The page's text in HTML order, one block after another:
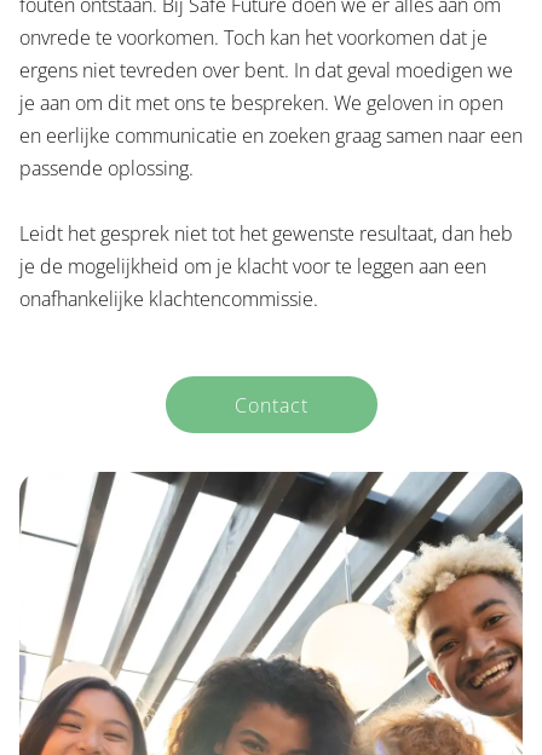
onvrede te voorkomen. Toch kan het voorkomen dat je
ergens niet tevreden over bent. In dat geval moedigen we
je aan om dit met ons te bespreken. We geloven in open
en eerlijke communicatie en zoeken graag samen naar een
passende oplossing.
Leidt het gesprek niet tot het gewenste resultaat, dan heb
je de mogelijkheid om je klacht voor te leggen aan een
onafhankelijke klachtencommissie.
Contact